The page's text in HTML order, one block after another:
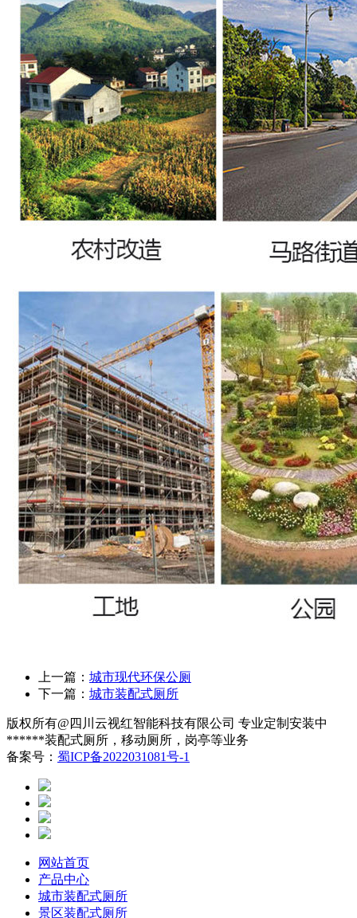
上一篇： 城市现代环保公厕
下一篇： 城市装配式厕所
版权所有@四川云视红智能科技有限公司 专业定制安装中
******装配式厕所，移动厕所，岗亭等业务
备案号： 蜀ICP备2022031081号-1
网站首页
产品中心
城市装配式厕所
景区装配式厕所